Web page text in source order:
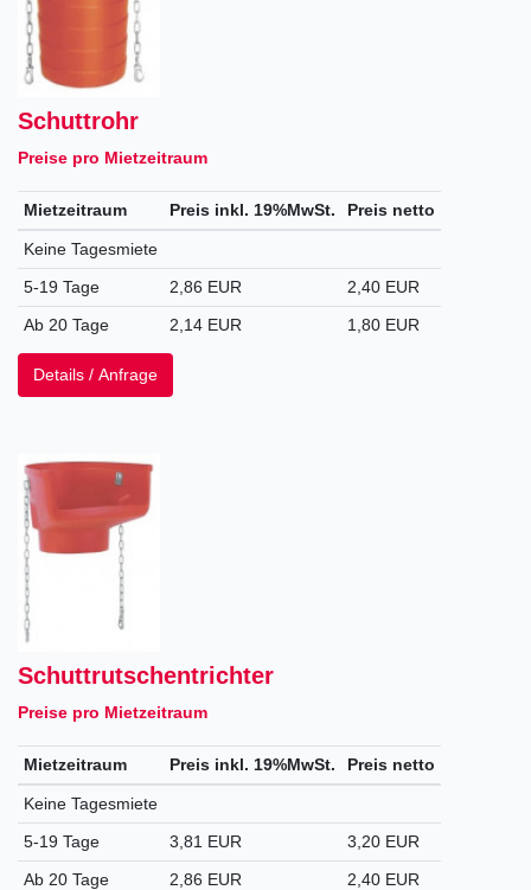
Schuttrohr
Preise pro Mietzeitraum
Mietzeitraum Preis inkl. 19%MwSt. Preis netto
Keine Tagesmiete
5-19 Tage
2,86 EUR
2,40 EUR
Ab 20 Tage
2,14 EUR 1,80 EUR
Details / Anfrage
Schuttrutschentrichter
Preise pro Mietzeitraum
Mietzeitraum Preis inkl. 19%MwSt. Preis netto
Keine Tagesmiete
5-19 Tage
3,81 EUR
3,20 EUR
Ab 20 Tage
2,86 EUR 2,40 EUR